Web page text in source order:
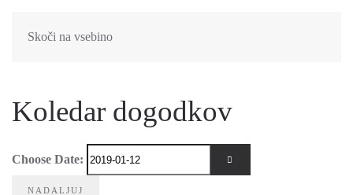
Skoči na vsebino
Koledar dogodkov
Choose Date: